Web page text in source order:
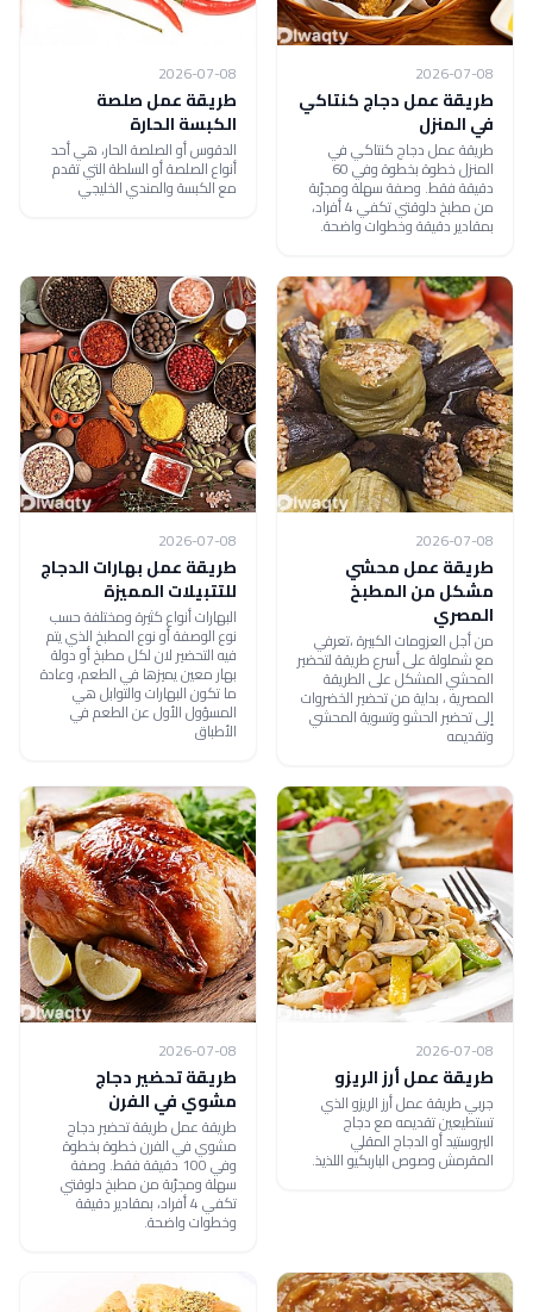
2026-07-08
طريقة عمل دجاج كنتاكي
في المنزل
طريقة عمل دجاج كنتاكي في
المنزل خطوة بخطوة وفي 60
دقيقة فقط. وصفة سهلة ومجرّبة
من مطبخ دلوقتي تكفي 4 أفراد،
بمقادير دقيقة وخطوات واضحة.
2026-07-08
طريقة عمل صلصة
الكبسة الحارة
الدقوس أو الصلصة الحار، هي أحد
أنواع الصلصة أو السلطة التي تقدم
مع الكبسة والمندي الخليجي
2026-07-08
طريقة عمل محشي
مشكل من المطبخ
المصري
من أجل العزومات الكبيرة ،تعرفي
مع شملولة على أسرع طريقة لتحضير
المحشي المشكل على الطريقة
المصرية ، بداية من تحضير الخضروات
إلى تحضير الحشو وتسوية المحشي
وتقديمه
2026-07-08
طريقة عمل بهارات الدجاج
للتتبيلات المميزة
البهارات أنواع كثيرة ومختلفة حسب
نوع الوصفة أو نوع المطبخ الذي يتم
فيه التحضير لان لكل مطبخ أو دولة
بهار معين يميزها في الطعم، وعادة
ما تكون البهارات والتوابل هي
المسؤول الأول عن الطعم في
الأطباق
2026-07-08
طريقة عمل أرز الريزو
جربي طريقة عمل أرز الريزو الذي
تستطيعين تقديمه مع دجاج
البروستيد أو الدجاج المقلي
المقرمش وصوص الباربكيو اللذيذ.
2026-07-08
طريقة تحضير دجاج
مشوي في الفرن
طريقة عمل طريقة تحضير دجاج
مشوي في الفرن خطوة بخطوة
وفي 100 دقيقة فقط. وصفة
سهلة ومجرّبة من مطبخ دلوقتي
تكفي 4 أفراد، بمقادير دقيقة
وخطوات واضحة.